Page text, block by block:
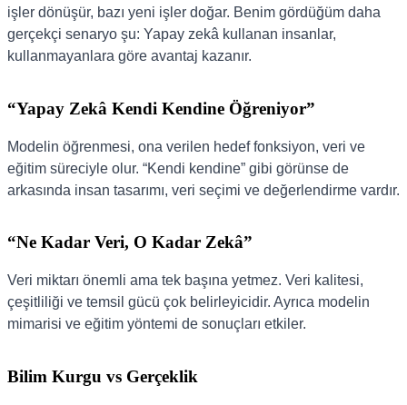
işler dönüşür, bazı yeni işler doğar. Benim gördüğüm daha
gerçekçi senaryo şu: Yapay zekâ kullanan insanlar,
kullanmayanlara göre avantaj kazanır.
“Yapay Zekâ Kendi Kendine Öğreniyor”
Modelin öğrenmesi, ona verilen hedef fonksiyon, veri ve
eğitim süreciyle olur. “Kendi kendine” gibi görünse de
arkasında insan tasarımı, veri seçimi ve değerlendirme vardır.
“Ne Kadar Veri, O Kadar Zekâ”
Veri miktarı önemli ama tek başına yetmez. Veri kalitesi,
çeşitliliği ve temsil gücü çok belirleyicidir. Ayrıca modelin
mimarisi ve eğitim yöntemi de sonuçları etkiler.
Bilim Kurgu vs Gerçeklik